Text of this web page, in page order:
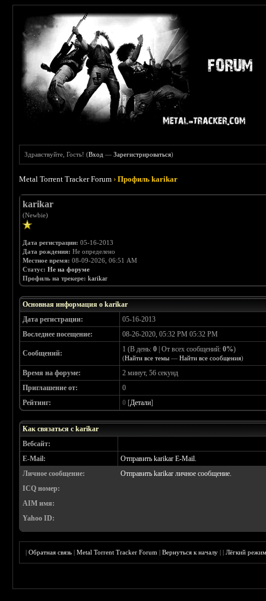
Здравствуйте, Гость! (Вход —Зарегистрироваться)
Metal Torrent Tracker Forum ›Профиль karikar
karikar
(Newbie)
Дата регистрации: 05-16-2013
Дата рождения: Не определено
Местное время: 08-09-2026, 06:51 AM
Статус: Не на форуме
Профиль на трекере: karikar
Основная информация о karikar
Дата регистрации:
05-16-2013
Воследнее посещение:
08-26-2020, 05:32 PM 05:32 PM
Сообщений: 1 (В день:0 | От всех сообщений:0%)
(Найти все темы —Найти все сообщения)
Время на форуме:
2 минут, 56 секунд
Приглашение от:
0
Рейтинг:
0 [Детали]
Как связаться с karikar
Вебсайт:
E-Mail:
Отправить karikar E-Mail.
Личное сообщение:
Отправить karikar личное сообщение.
ICQ номер:
AIM имя:
Yahoo ID:
|Обратная связь |Metal Torrent Tracker Forum |Вернуться к началу ||Лёгкий